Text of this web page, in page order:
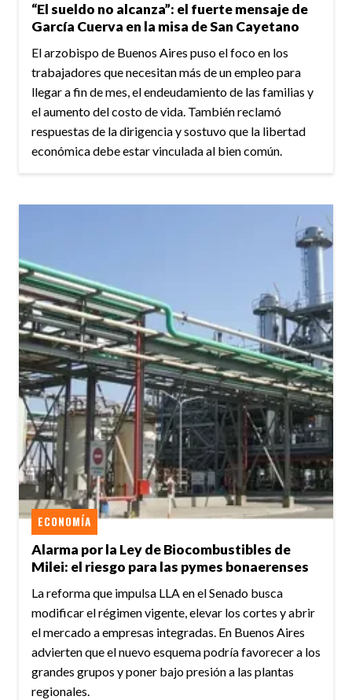
“El sueldo no alcanza”: el fuerte mensaje de
García Cuerva en la misa de San Cayetano
El arzobispo de Buenos Aires puso el foco en los
trabajadores que necesitan más de un empleo para
llegar a fin de mes, el endeudamiento de las familias y
el aumento del costo de vida. También reclamó
respuestas de la dirigencia y sostuvo que la libertad
económica debe estar vinculada al bien común.
Alarma por la Ley de Biocombustibles de
Milei: el riesgo para las pymes bonaerenses
ECONOMÍA
La reforma que impulsa LLA en el Senado busca
modificar el régimen vigente, elevar los cortes y abrir
el mercado a empresas integradas. En Buenos Aires
advierten que el nuevo esquema podría favorecer a los
grandes grupos y poner bajo presión a las plantas
regionales.